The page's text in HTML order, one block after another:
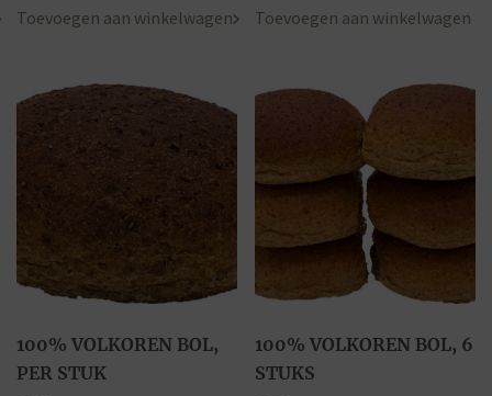
Toevoegen aan winkelwagen Toevoegen aan winkelwagen
100% VOLKOREN BOL,
PER STUK
100% VOLKOREN BOL, 6
STUKS